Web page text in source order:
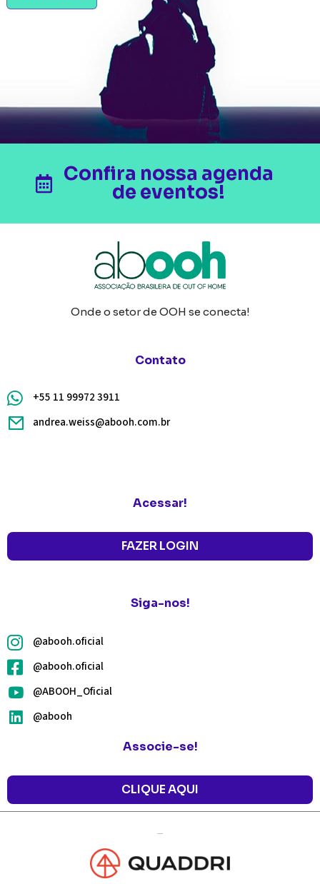
Confira nossa agenda
de eventos!
Onde o setor de OOH se conecta!
Contato
+55 11 99972 3911
andrea.weiss@abooh.com.br
Acessar!
FAZER LOGIN
Siga-nos!
@abooh.oficial
@abooh.oficial
@ABOOH_Oficial
@abooh
Associe-se!
CLIQUE AQUI